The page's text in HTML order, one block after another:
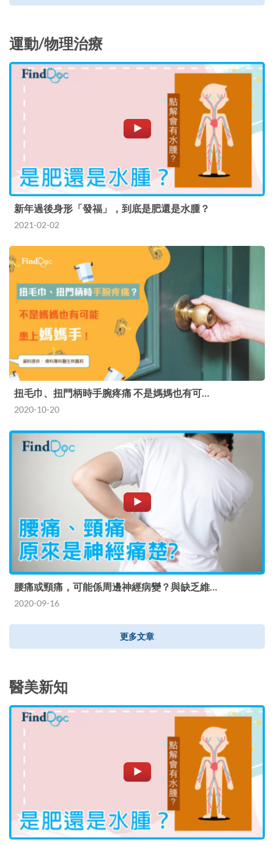
運動/物理治療
新年過後身形「發福」，到底是肥還是水腫？
2021-02-02
扭毛巾、扭門柄時手腕疼痛 不是媽媽也有可…
2020-10-20
腰痛或頸痛，可能係周邊神經病變？與缺乏維…
2020-09-16
更多文章
醫美新知